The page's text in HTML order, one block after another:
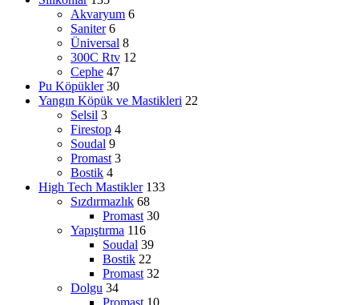
Akvaryum 6
Saniter 6
Üniversal 8
300C Rtv 12
Cephe 47
Pu Köpükler 30
Yangın Köpük ve Mastikleri 22
Selsil 3
Firestop 4
Soudal 9
Promast 3
Bostik 4
High Tech Mastikler 133
Sızdırmazlık 68
Promast 30
Yapıştırma 116
Soudal 39
Bostik 22
Promast 32
Dolgu 34